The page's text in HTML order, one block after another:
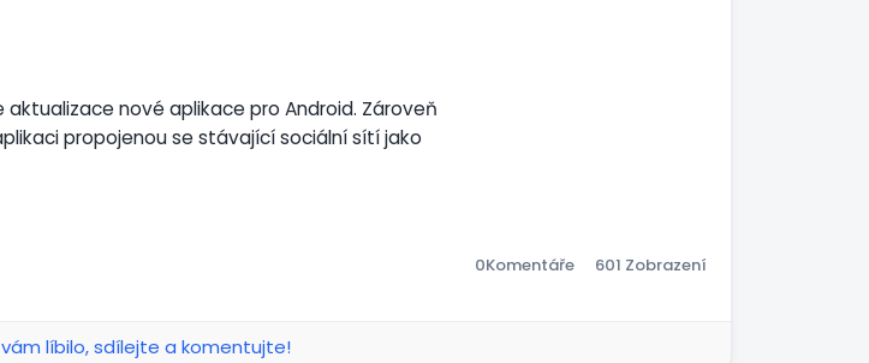
nové aplikace pro Android. Zároveň
propojenou se stávající sociální sítí jako
připravujeme také nový předělaný vzhled pro PC
0Komentáře 601 Zobrazení
líbilo, sdílejte a komentujte!